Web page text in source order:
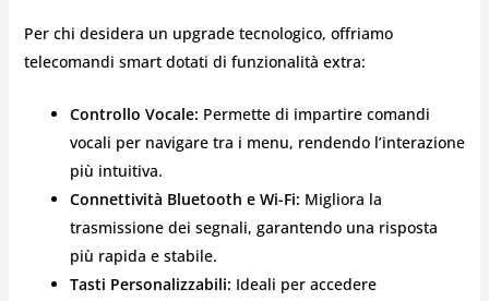
Per chi desidera un upgrade tecnologico, offriamo
telecomandi smart dotati di funzionalità extra:
Controllo Vocale: Permette di impartire comandi
vocali per navigare tra i menu, rendendo l’interazione
più intuitiva.
Connettività Bluetooth e Wi-Fi: Migliora la
trasmissione dei segnali, garantendo una risposta
più rapida e stabile.
Tasti Personalizzabili: Ideali per accedere